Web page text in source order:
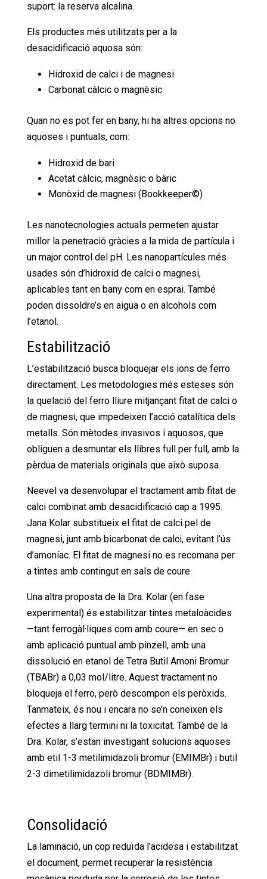
suport: la reserva alcalina.
Els productes més utilitzats per a la
desacidificació aquosa són:
Hidroxid de calci i de magnesi
Carbonat càlcic o magnèsic
Quan no es pot fer en bany, hi ha altres opcions no
aquoses i puntuals, com:
Hidroxid de bari
Acetat càlcic, magnèsic o bàric
Monòxid de magnesi (Bookkeeper©)
Les nanotecnologies actuals permeten ajustar
millor la penetració gràcies a la mida de partícula i
un major control del pH. Les nanopartícules més
usades són d’hidroxid de calci o magnesi,
aplicables tant en bany com en esprai. També
poden dissoldre’s en aigua o en alcohols com
l’etanol.
Estabilització
L’estabilització busca bloquejar els ions de ferro
directament. Les metodologies més esteses són
la quelació del ferro lliure mitjançant fitat de calci o
de magnesi, que impedeixen l’acció catalítica dels
metalls. Són mètodes invasivos i aquosos, que
obliguen a desmuntar els llibres full per full, amb la
pèrdua de materials originals que això suposa.
Neevel va desenvolupar el tractament amb fitat de
calci combinat amb desacidificació cap a 1995.
Jana Kolar substitueix el fitat de calci pel de
magnesi, junt amb bicarbonat de calci, evitant l’ús
d’amoníac. El fitat de magnesi no es recomana per
a tintes amb contingut en sals de coure.
Una altra proposta de la Dra. Kolar (en fase
experimental) és estabilitzar tintes metaloàcides
—tant ferrogàl·liques com amb coure— en sec o
amb aplicació puntual amb pinzell, amb una
dissolució en etanol de Tetra Butil Amoni Bromur
(TBABr) a 0,03 mol/litre. Aquest tractament no
bloqueja el ferro, però descompon els peròxids.
Tanmateix, és nou i encara no se’n coneixen els
efectes a llarg termini ni la toxicitat. També de la
Dra. Kolar, s’estan investigant solucions aquoses
amb etil 1-3 metilimidazoli bromur (EMIMBr) i butil
2-3 dimetilimidazoli bromur (BDMIMBr).
Consolidació
La laminació, un cop reduïda l’acidesa i estabilitzat
el document, permet recuperar la resistència